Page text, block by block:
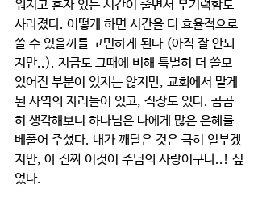
워지고 혼자 있는 시간이 줄면서 무기력함도
사라졌다. 어떻게 하면 시간을 더 효율적으로
쓸 수 있을까를 고민하게 된다 (아직 잘 안되
지만..). 지금도 그때에 비해 특별히 더 쓸모
있어진 부분이 있지는 않지만, 교회에서 맡게
된 사역의 자리들이 있고, 직장도 있다. 곰곰
히 생각해보니 하나님은 나에게 많은 은혜를
베풀어 주셨다. 내가 깨달은 것은 극히 일부겠
지만, 아 진짜 이것이 주님의 사랑이구나..! 싶
었다.